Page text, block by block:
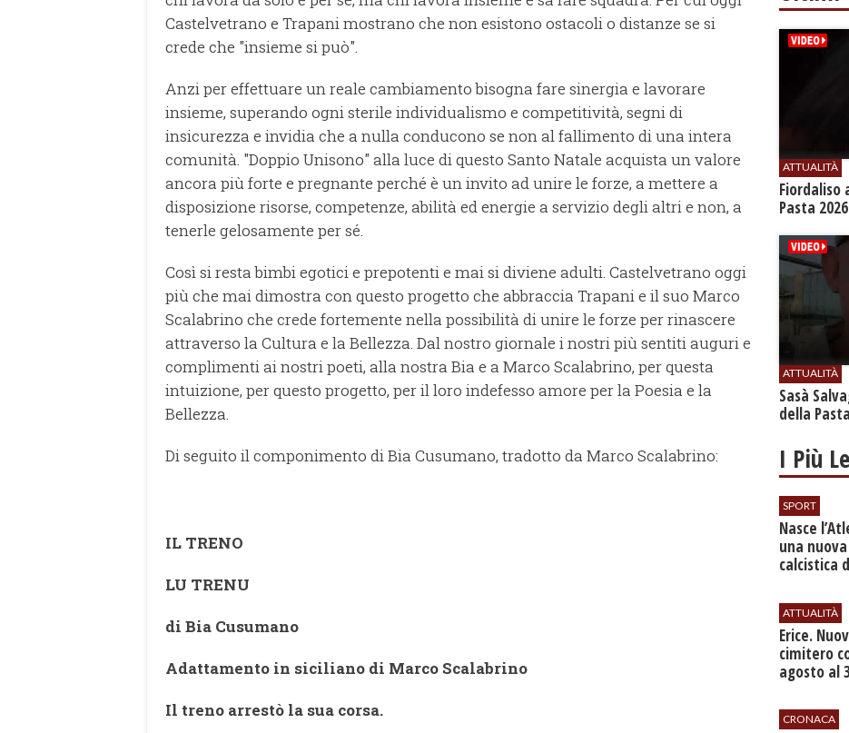
Castelvetrano e Trapani mostrano che non esistono ostacoli o distanze se si
crede che "insieme si può".
Anzi per effettuare un reale cambiamento bisogna fare sinergia e lavorare
insieme, superando ogni sterile individualismo e competitività, segni di
insicurezza e invidia che a nulla conducono se non al fallimento di una intera
comunità. "Doppio Unisono" alla luce di questo Santo Natale acquista un valore
ancora più forte e pregnante perché è un invito ad unire le forze, a mettere a
disposizione risorse, competenze, abilità ed energie a servizio degli altri e non, a
tenerle gelosamente per sé.
Così si resta bimbi egotici e prepotenti e mai si diviene adulti. Castelvetrano oggi
più che mai dimostra con questo progetto che abbraccia Trapani e il suo Marco
Scalabrino che crede fortemente nella possibilità di unire le forze per rinascere
attraverso la Cultura e la Bellezza. Dal nostro giornale i nostri più sentiti auguri e
complimenti ai nostri poeti, alla nostra Bia e a Marco Scalabrino, per questa
intuizione, per questo progetto, per il loro indefesso amore per la Poesia e la
Bellezza.
Di seguito il componimento di Bia Cusumano, tradotto da Marco Scalabrino:
IL TRENO
LU TRENU
di Bia Cusumano
Adattamento in siciliano di Marco Scalabrino
Il treno arrestò la sua corsa.
ATTUALITÀ
Fiordaliso
Pasta 2026
ATTUALITÀ
Sasà
della
I Più
SPORT
Nasce
una
calcistica
ATTUALITÀ
​Erice.
cimitero
agosto al
CRONACA